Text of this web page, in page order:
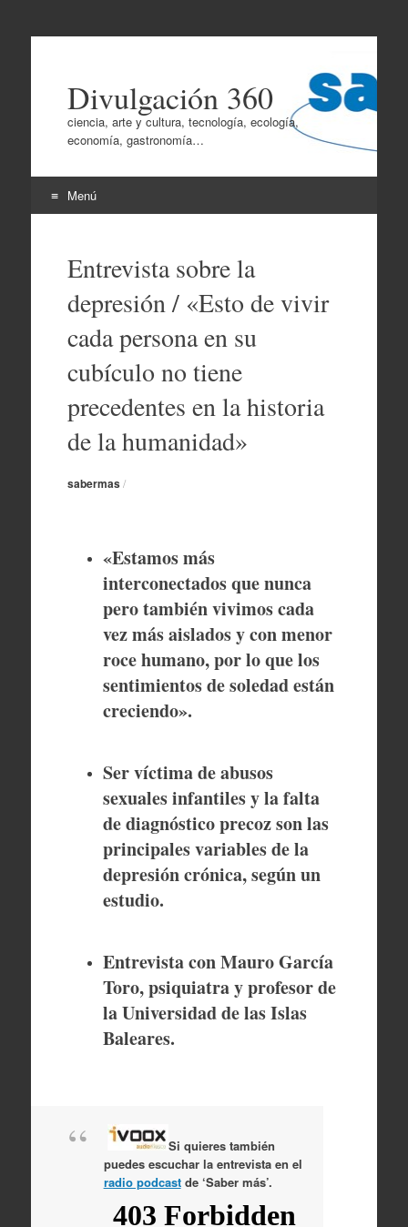
Divulgación 360
ciencia, arte y cultura, tecnología, ecología,
economía, gastronomía…
Menú
contenidoEntrevista sobre la
depresión / «Esto de vivir
cada persona en su
cubículo no tiene
precedentes en la historia
de la humanidad»
sabermas/
«Estamos más
interconectados que nunca
pero también vivimos cada
vez más aislados y con menor
roce humano, por lo que los
sentimientos de soledad están
creciendo».
Ser víctima de abusos
sexuales infantiles y la falta
de diagnóstico precoz son las
principales variables de la
depresión crónica, según un
estudio.
Entrevista con Mauro García
Toro, psiquiatra y profesor de
la Universidad de las Islas
Baleares.
Si quieres también
puedes escuchar la entrevista en el
radio podcastde ‘Saber más’.